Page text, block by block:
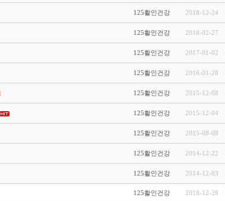
125활인건강 2018-12-24
125활인건강 2018-02-27
125활인건강 2017-01-02
125활인건강 2016-01-28
125활인건강 2015-12-08
125활인건강 2015-12-04
125활인건강 2015-08-08
125활인건강 2014-12-22
125활인건강 2014-12-03
125활인건강 2018-12-28